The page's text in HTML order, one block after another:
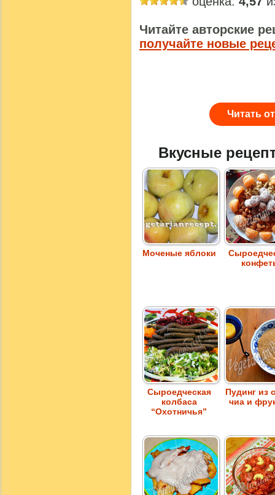
Читайте авторские
получайте новые
Читать
Вкусные
Моченые яблоки
Сыроедческая
колбаса
“Охотничья”
Пудинг из
чиа и